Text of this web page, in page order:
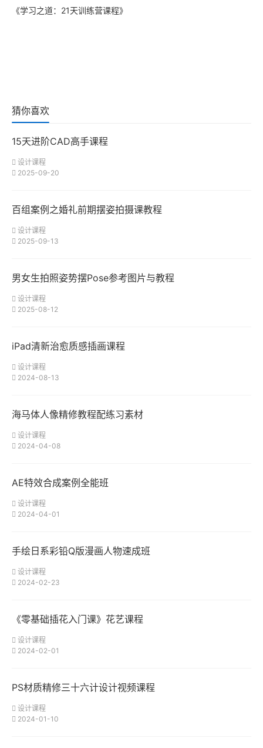
《学习之道：21天训练营课程》
猜你喜欢
15天进阶CAD高手课程
设计课程
2025-09-20
百组案例之婚礼前期摆姿拍摄课教程
设计课程
2025-09-13
男女生拍照姿势摆Pose参考图片与教程
设计课程
2025-08-12
iPad清新治愈质感插画课程
设计课程
2024-08-13
海马体人像精修教程配练习素材
设计课程
2024-04-08
AE特效合成案例全能班
设计课程
2024-04-01
手绘日系彩铅Q版漫画人物速成班
设计课程
2024-02-23
《零基础插花入门课》花艺课程
设计课程
2024-02-01
PS材质精修三十六计设计视频课程
设计课程
2024-01-10